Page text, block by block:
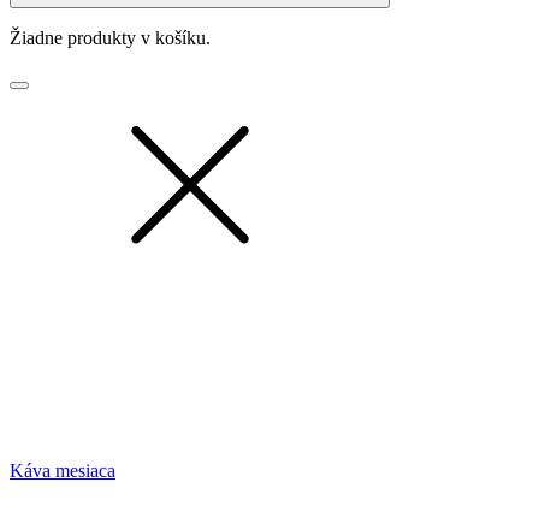
Žiadne produkty v košíku.
Káva mesiaca